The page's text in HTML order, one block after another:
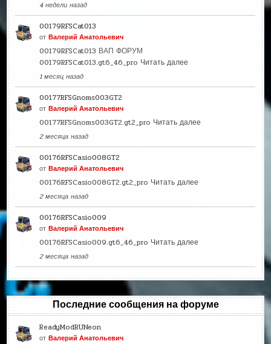
4 недели назад
00179RFSCat013
отВалерий Анатольевич
00179RFSCat013 ВАП ФОРУМ
00179RFSCat013.gt6_46_pro Читать далее
1 месяц назад
00177RFSGnoms003GT2
отВалерий Анатольевич
00177RFSGnoms003GT2.gt2_pro Читать далее
2 месяца назад
00176RFSCasio008GT2
отВалерий Анатольевич
00176RFSCasio008GT2.gt2_pro Читать далее
2 месяца назад
00176RFSCasio009
отВалерий Анатольевич
00176RFSCasio009.gt6_46_pro Читать далее
2 месяца назад
Последние сообщения на форуме
ReadyModRUNeon
отВалерий Анатольевич